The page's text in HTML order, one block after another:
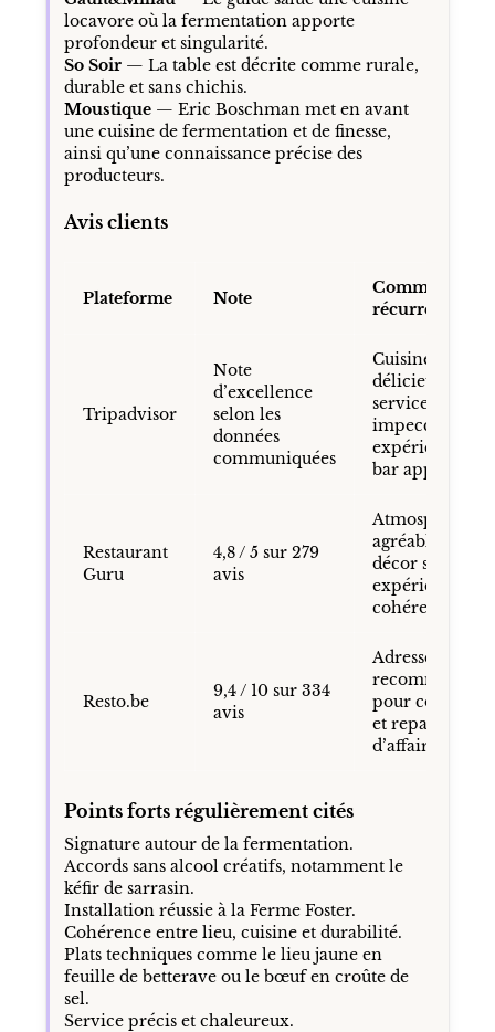
locavore où la fermentation apporte
profondeur et singularité.
So Soir— La table est décrite comme rurale,
durable et sans chichis.
Moustique— Eric Boschman met en avant
une cuisine de fermentation et de finesse,
ainsi qu’une connaissance précise des
producteurs.
Avis clients
Plateforme Note
Commentaires
récurrents
Tripadvisor
Note
d’excellence
selon les
données
communiquées
Cuisine
délicieuse,
service
impeccable,
expérience au
bar appréciée
Restaurant
Guru
4,8 / 5 sur 279
avis
Atmosphère
agréable,
décor soigné,
expérience
cohérente
Resto.be
9,4 / 10 sur 334
avis
Adresse
recommandée
pour couples
et repas
d’affaires
Points forts régulièrement cités
Signature autour de la fermentation.
Accords sans alcool créatifs, notamment le
kéfir de sarrasin.
Installation réussie à la Ferme Foster.
Cohérence entre lieu, cuisine et durabilité.
Plats techniques comme le lieu jaune en
feuille de betterave ou le bœuf en croûte de
sel.
Service précis et chaleureux.